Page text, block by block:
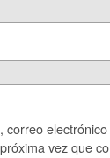
correo
vez que